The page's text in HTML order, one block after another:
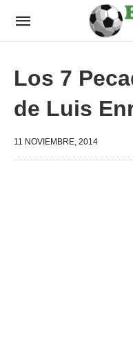
Los 7
de Luis
11 NOVIEMBRE, 2014